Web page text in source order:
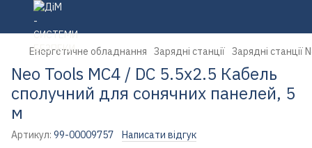
Енергетичне обладнання Зарядні станції Зарядні станції
Neo Tools MC4 / DC 5.5х2.5 Кабель
сполучний для сонячних панелей, 5
м
Артикул: 99-00009757 Написати відгук